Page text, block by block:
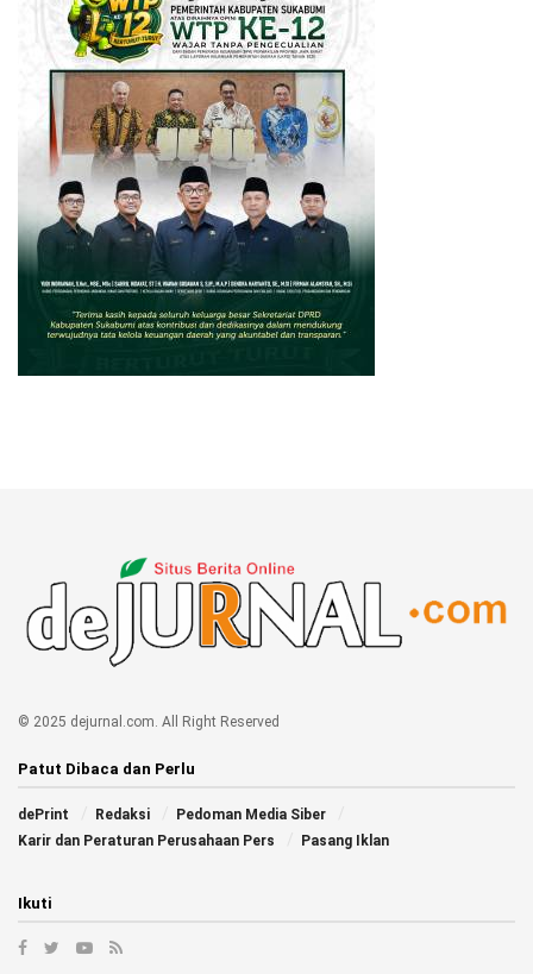
© 2025 dejurnal.com. All Right Reserved
Patut Dibaca dan Perlu
dePrint Redaksi
Pedoman Media Siber
Karir dan Peraturan Perusahaan Pers
Pasang Iklan
Ikuti